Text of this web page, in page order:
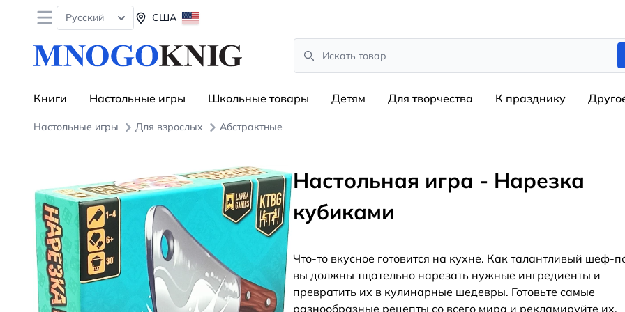
Open menu
Русский США
Search
Книги Настольные игры Школьные товары Детям Для творчества К празднику
Настольные игры Для взрослых Абстрактные
Настольная игра - Нарезка
кубиками
Что-то вкусное готовится на кухне. Как талантливый шеф-
вы должны тщательно нарезать нужные ингредиенты и
превратить их в кулинарные шедевры. Готовьте самые
разнообразные рецепты со всего мира и рекламируйте их,